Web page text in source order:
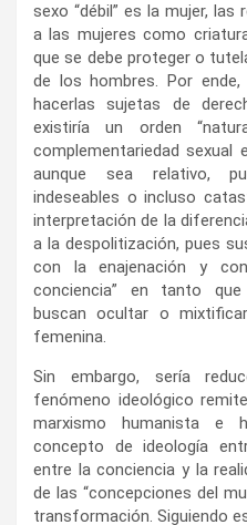
sexo “débil” es la mujer,
a las mujeres como
que se debe proteger o
de los hombres. Por
hacerlas sujetas de
existiría un orden
complementariedad sexual
aunque sea relativo,
indeseables o incluso
interpretación de la
a la despolitización, pues
con la enajenación y
conciencia” en tanto
buscan ocultar o
femenina.
Sin embargo, sería
fenómeno ideológico
marxismo humanista e
concepto de ideología
entre la conciencia y la
de las “concepciones del
transformación. Siguiendo